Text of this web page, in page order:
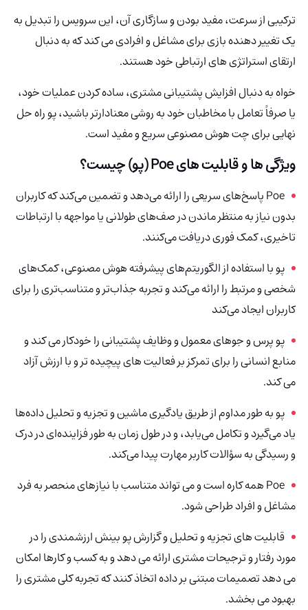
ترکیبی از سرعت، مفید بودن و سازگاری آن، این سرویس را تبدیل به
یک تغییر دهنده بازی برای مشاغل و افرادی می کند که به دنبال
ارتقای استراتژی های ارتباطی خود هستند.
خواه به دنبال افزایش پشتیبانی مشتری، ساده کردن عملیات خود،
یا صرفاً تعامل با مخاطبان خود به روشی معنادارتر باشید، پو راه حل
نهایی برای چت هوش مصنوعی سریع و مفید است.
ویژگی ها و قابلیت های Poe (پو) چیست؟
Poeپاسخ‌های سریعی را ارائه می‌دهد و تضمین می‌کند که کاربران
بدون نیاز به منتظر ماندن در صف‌های طولانی یا مواجهه با ارتباطات
تاخیری، کمک فوری دریافت می‌کنند.
پو با استفاده از الگوریتم‌های پیشرفته هوش مصنوعی، کمک‌های
شخصی و مرتبط را ارائه می‌کند و تجربه جذاب‌تر و متناسب‌تری را برای
کاربران ایجاد می‌کند
پو پرس و جوهای معمول و وظایف پشتیبانی را خودکار می کند و
منابع انسانی را برای تمرکز بر فعالیت های پیچیده تر و با ارزش آزاد
می کند.
پوبه طور مداوم از طریق یادگیری ماشین و تجزیه و تحلیل داده‌ها
یاد می‌گیرد و تکامل می‌یابد، و در طول زمان به طور فزاینده‌ای در درک
و رسیدگی به سؤالات کاربر مهارت پیدا می‌کند.
Poeهمه کاره است و می تواند متناسب با نیازهای منحصر به فرد
مشاغل و افراد طراحی شود.
قابلیت های تجزیه و تحلیل و گزارش پو بینش ارزشمندی را در
مورد رفتار و ترجیحات مشتری ارائه می دهد و به کسب و کارها امکان
می دهد تصمیمات مبتنی بر داده اتخاذ کنند که تجربه کلی مشتری را
بهبود می بخشد.